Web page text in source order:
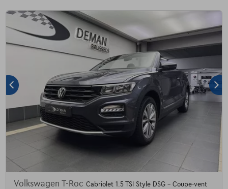
Volkswagen T-Roc Cabriolet 1.5 TSI Style DSG - Coupe-vent